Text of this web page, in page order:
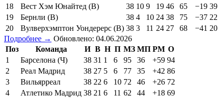
18
Вест Хэм Юнайтед (В) 38 10 9 19 46 65 −19 39
19
Бернли (В) 38 4 10 24 38 75 −37 22
20
Вулверхэмптон Уондерерс (В) 38 3 11 24 27 68 −41 20
Подробнее → Обновлено: 04.06.2026
Поз
Команда И В Н П МЗ МП РМ О
1
Барселона (Ч) 38 31 1 6 95 36 +59 94
2
Реал Мадрид 38 27 5 6 77 35 +42 86
3
Вильярреал 38 22 6 10 72 46 +26 72
4
Атлетико Мадрид 38 21 6 11 62 44 +18 69